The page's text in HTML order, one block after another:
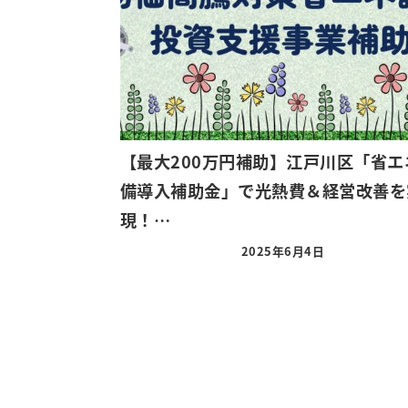
【最大200万円補助】江戸川区「省
備導入補助金」で光熱費＆経営改善
現！…
2025年6月4日